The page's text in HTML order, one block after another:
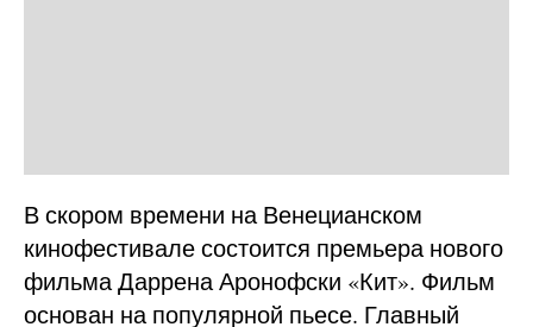
В скором времени на Венецианском
кинофестивале состоится премьера нового
фильма Даррена Аронофски «Кит». Фильм
основан на популярной пьесе. Главный